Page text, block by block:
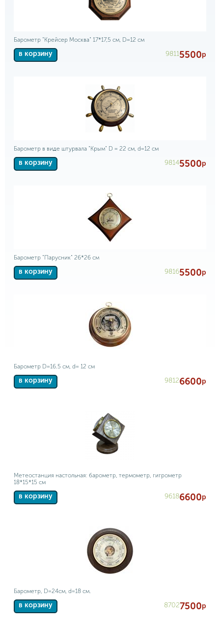
Барометр "Крейсер Москва" 17*17,5 см, D=12 см
в корзину 98115500р
Барометр в виде штурвала "Крым" D = 22 см, d=12 см
в корзину 98145500р
Барометр "Парусник" 26*26 см
в корзину 98165500р
Барометр D=16.5 см, d= 12 см
в корзину 98126600р
Метеостанция настольная: барометр, термометр, гигрометр
18*15*15 см
в корзину 96186600р
Барометр, D=24см, d=18 см.
в корзину 87027500р